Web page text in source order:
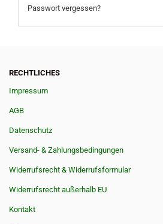
Passwort vergessen?
RECHTLICHES
Impressum
AGB
Datenschutz
Versand- & Zahlungsbedingungen
Widerrufsrecht & Widerrufsformular
Widerrufsrecht außerhalb EU
Kontakt